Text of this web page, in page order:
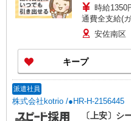
時給
通費全支給(
安佐南区
キープ
派遣社員
株式会社kotrio /●HR-H-2156445
〔上安〕シ